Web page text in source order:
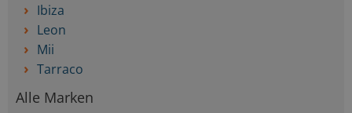
Ibiza
Leon
Mii
Tarraco
Alle Marken